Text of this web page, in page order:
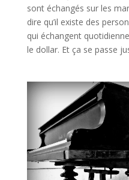
sont échangés sur les
dire qu’il existe des
qui échangent
le dollar. Et ça se passe